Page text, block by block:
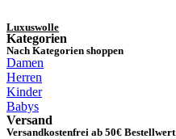
Luxuswolle
Kategorien
Nach Kategorien shoppen
Damen
Herren
Kinder
Babys
Versand
Versandkostenfrei ab 50€ Bestellwert